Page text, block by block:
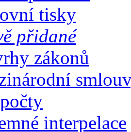
tisky
přidané
zákonů
interpelace